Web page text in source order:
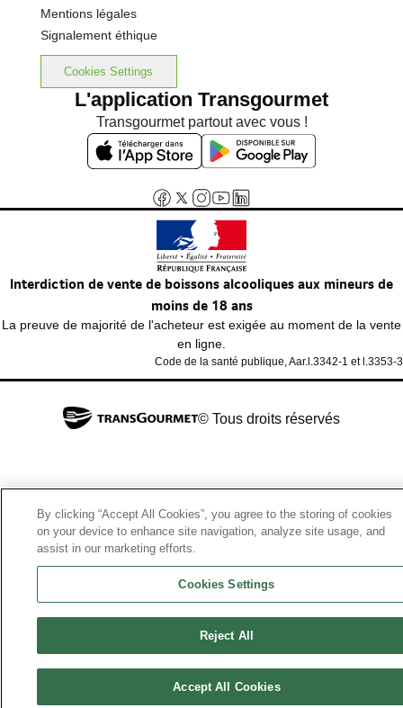
Mentions légales
Signalement éthique
Cookies Settings
L'application Transgourmet
Transgourmet partout avec vous !
Interdiction de vente de boissons alcooliques aux mineurs de
moins de 18 ans
La preuve de majorité de l'acheteur est exigée au moment de la vente
en ligne.
Code de la santé publique, Aar.l.3342-1 et l.3353-3
© Tous droits réservés
By clicking “Accept All Cookies”, you agree to the storing of cookies
on your device to enhance site navigation, analyze site usage, and
assist in our marketing efforts.
Cookies Settings
Reject All
Accept All Cookies